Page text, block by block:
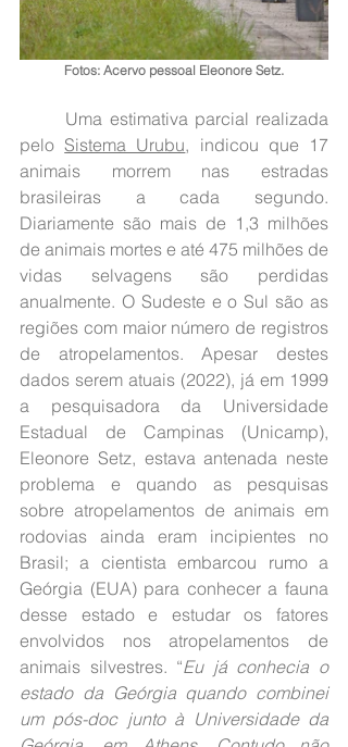
Fotos: Acervo pessoal Eleonore Setz.
pelo Sistema Urubu, indicou que 17
animais morrem nas estradas
brasileiras a cada segundo.
Diariamente são mais de 1,3 milhões
de animais mortes e até 475 milhões de
vidas selvagens são perdidas
anualmente. O Sudeste e o Sul são as
regiões com maior número de registros
de atropelamentos. Apesar destes
dados serem atuais (2022), já em 1999
a pesquisadora da Universidade
Estadual de Campinas (Unicamp),
Eleonore Setz, estava antenada neste
problema e quando as pesquisas
sobre atropelamentos de animais em
rodovias ainda eram incipientes no
Brasil; a cientista embarcou rumo a
Geórgia (EUA) para conhecer a fauna
desse estado e estudar os fatores
envolvidos nos atropelamentos de
animais silvestres. “Eu já conhecia o
estado da Geórgia quando combinei
um pós-doc junto à Universidade da